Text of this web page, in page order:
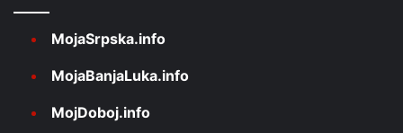
MojaSrpska.info
MojaBanjaLuka.info
MojDoboj.info